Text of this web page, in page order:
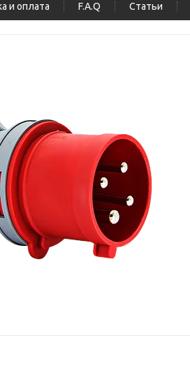
и оплата F.A.Q Статьи